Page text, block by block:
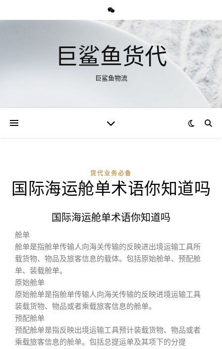
巨鲨鱼货代
巨鲨鱼物流
货代业务必备
国际海运舱单术语你知道吗
国际海运舱单术语你知道吗
舱单
舱单是指舱单传输人向海关传输的反映进出境运输工具所
载货物、物品及旅客信息的载体。包括原始舱单、预配舱
单、装载舱单。
原始舱单
原始舱单是指舱单传输人向海关传输的反映进境运输工具
装载货物、物品或者乘载旅客信息的舱单。
预配舱单
预配舱单是指反映出境运输工具预计装载货物、物品或者
乘载旅客信息的舱单。包括总提运单及其项下的分提